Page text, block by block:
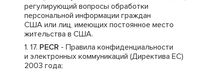
регулирующий вопросы обработки
персональной информации граждан
США или лиц, имеющих постоянное место
жительства в США.
PECR - Правила конфиденциальности
и электронных коммуникаций (Директива ЕС)
2003 года;